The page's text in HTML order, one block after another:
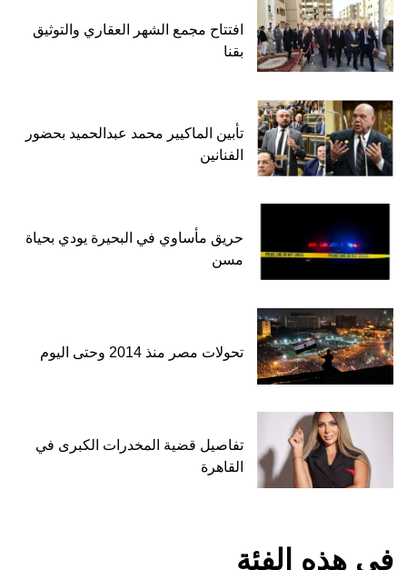
افتتاح مجمع الشهر العقاري والتوثيق
بقنا
تأبين الماكيير محمد عبدالحميد بحضور
الفنانين
حريق مأساوي في البحيرة يودي بحياة
مسن
تحولات مصر منذ 2014 وحتى اليوم
تفاصيل قضية المخدرات الكبرى في
القاهرة
في هذه الفئة